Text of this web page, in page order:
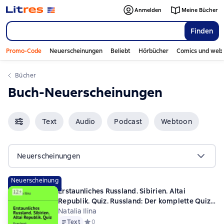
Finden
Anmelden Meine Bücher
Promo-Code Neuerscheinungen Beliebt Hörbücher Comics und
Bücher
Buch-Neuerscheinungen
Text Audio Podcast Webtoon
Neuerscheinungen
Neuerscheinung
Erstaunliches Russland. Sibirien. Altai
Republik. Quiz. Russland: Der komplette Quiz
Guide — Entdecken Sie jede Region
Natalia Ilina
Text Средний рейтинг 0 на основе 0 оценок
0